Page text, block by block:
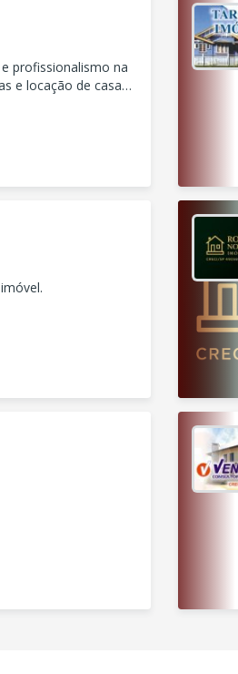
profissionalismo na
e locação de casas,